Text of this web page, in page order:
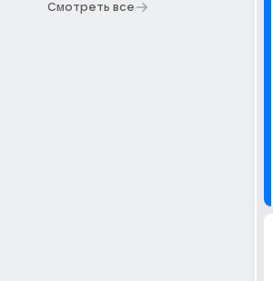
Смотреть все